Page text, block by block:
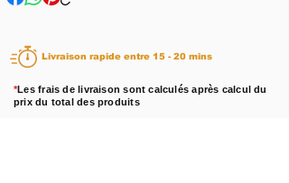
Livraison rapide entre 15 - 20 mins
*Les frais de livraison sont calculés après calcul du
prix du total des produits